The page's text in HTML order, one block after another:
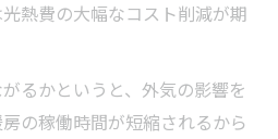
熱費の大幅なコスト削減が期
るかというと、外気の影響を
の稼働時間が短縮されるから